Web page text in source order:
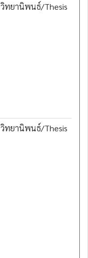
วิทยานิพนธ์/Thesis
วิทยานิพนธ์/Thesis